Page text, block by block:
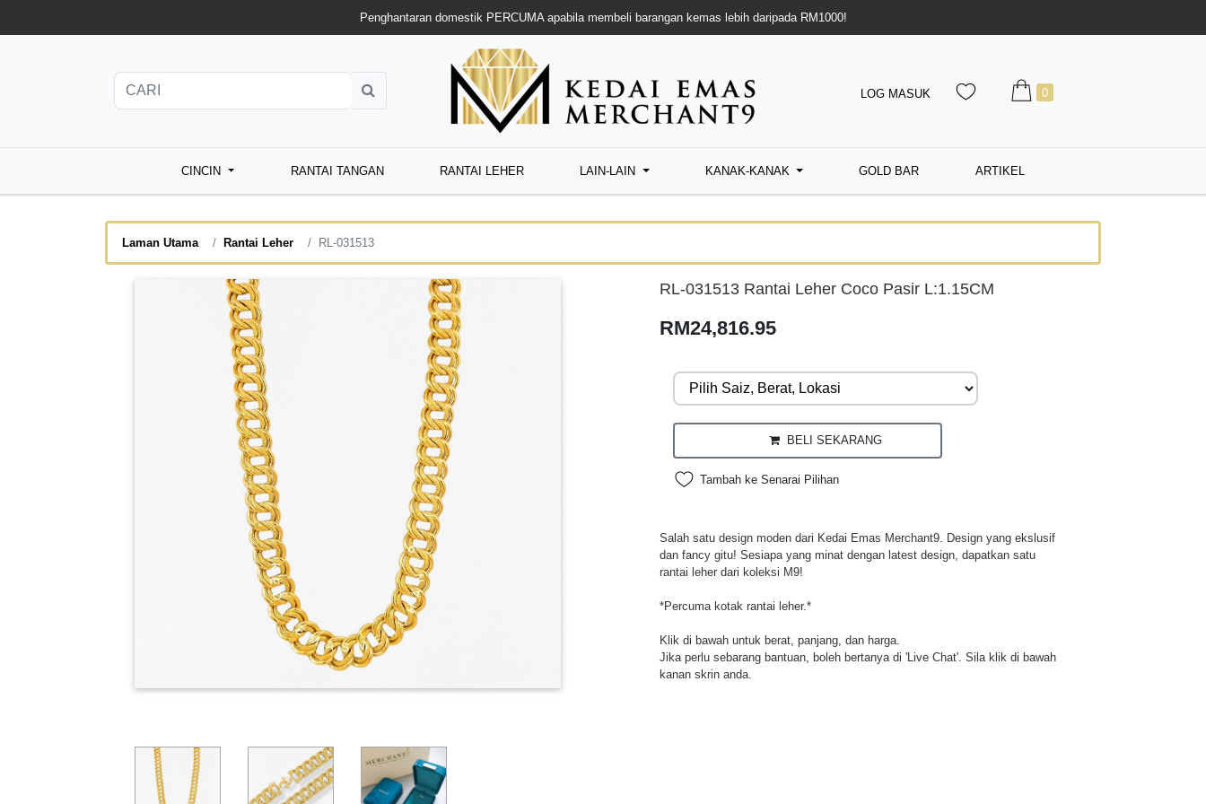
Penghantaran domestik PERCUMA apabila membeli barangan kemas lebih daripada RM1000!
LOG MASUK 0
CINCIN RANTAI TANGAN RANTAI LEHER LAIN-LAIN KANAK-KANAK GOLD BAR ARTIKEL
Laman Utama Rantai Leher RL-031513
RL-031513 Rantai Leher Coco Pasir L:1.15CM
RM24,816.95
BELI SEKARANG
Tambah ke Senarai Pilihan
Salah satu design moden dari Kedai Emas Merchant9. Design yang ekslusif
dan fancy gitu! Sesiapa yang minat dengan latest design, dapatkan satu
rantai leher dari koleksi M9!
*Percuma kotak rantai leher.*
Klik di bawah untuk berat, panjang, dan harga.
Jika perlu sebarang bantuan, boleh bertanya di 'Live Chat'. Sila klik di bawah
kanan skrin anda.